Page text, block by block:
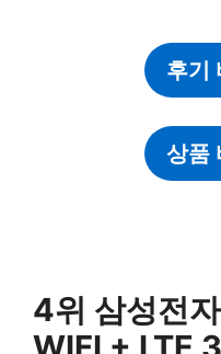
후기
상품
4위 삼성전
WIFI + LTE